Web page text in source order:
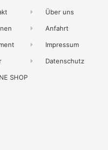
SHOP
Über uns
Anfahrt
Impressum
Datenschutz